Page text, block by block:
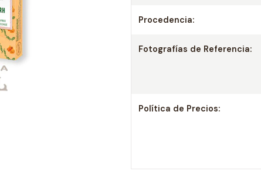
Procedencia:
Fotografías de Referencia:
Política de Precios: